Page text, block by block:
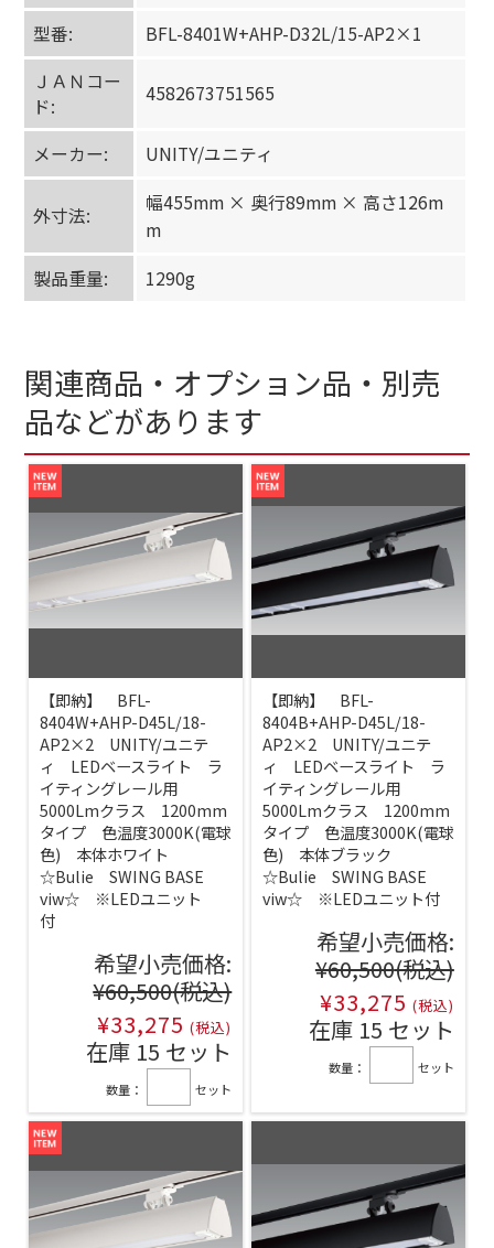
型番:
BFL-8401W+AHP-D32L/15-AP2×1
ＪＡＮコー
ド:
4582673751565
メーカー: UNITY/ユニティ
外寸法:
幅455mm × 奥行89mm × 高さ126m
m
製品重量:
1290g
関連商品・オプション品・別売
品などがあります
【即納】 BFL-
8404W+AHP-D45L/18-
AP2×2 UNITY/ユニテ
ィ LEDベースライト ラ
イティングレール用
5000Lmクラス 1200mm
タイプ 色温度3000K(電球
色) 本体ホワイト
☆Bulie SWING BASE
viw☆ ※LEDユニット
付
希望小売価格:
¥60,500(税込)
¥33,275 (税込)
在庫 15 セット
数量： セット
【即納】 BFL-
8404B+AHP-D45L/18-
AP2×2 UNITY/ユニテ
ィ LEDベースライト ラ
イティングレール用
5000Lmクラス 1200mm
タイプ 色温度3000K(電球
色) 本体ブラック
☆Bulie SWING BASE
viw☆ ※LEDユニット付
希望小売価格:
¥60,500(税込)
¥33,275 (税込)
在庫 15 セット
数量： セット